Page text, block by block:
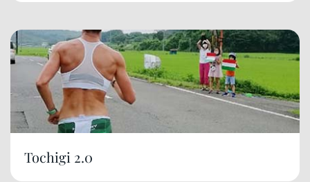
Tochigi 2.0